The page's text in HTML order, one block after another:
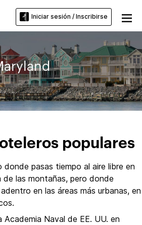
Iniciar sesión / Inscribirse
populares
pasas tiempo al aire libre en
de las montañas, pero donde
en las áreas más urbanas, en
Academia Naval de EE. UU. en